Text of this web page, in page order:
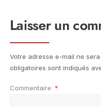
Laisser un
Votre adresse e-mail ne
obligatoires sont indiqués
Commentaire *